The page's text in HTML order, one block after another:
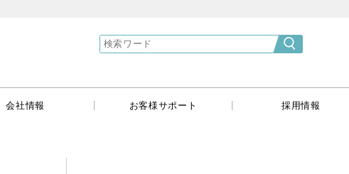
}
会社情報 お客様サポート 採用情報